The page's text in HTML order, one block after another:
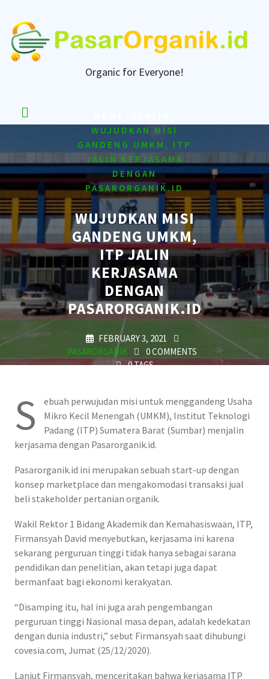
content
Organic for Everyone!
WUJUDKAN MISI
GANDENG UMKM, ITP
JALIN KERJASAMA
DENGAN
PASARORGANIK.ID
WUJUDKAN MISI
GANDENG UMKM,
ITP JALIN
KERJASAMA
DENGAN
PASARORGANIK.ID
FEBRUARY 3, 2021
PASARORGANIK
0 COMMENTS
0 TAGS
S
ebuah perwujudan misi untuk menggandeng Usaha
Mikro Kecil Menengah (UMKM), Institut Teknologi
Padang (ITP) Sumatera Barat (Sumbar) menjalin
kerjasama dengan Pasarorganik.id.
Pasarorganik.id ini merupakan sebuah start-up dengan
konsep marketplace dan mengakomodasi transaksi jual
beli stakeholder pertanian organik.
Wakil Rektor 1 Bidang Akademik dan Kemahasiswaan, ITP,
Firmansyah David menyebutkan, kerjasama ini karena
sekarang perguruan tinggi tidak hanya sebagai sarana
pendidikan dan penelitian, akan tetapi juga dapat
bermanfaat bagi ekonomi kerakyatan.
“Disamping itu, hal ini juga arah pengembangan
perguruan tinggi Nasional masa depan, adalah kedekatan
dengan dunia industri,” sebut Firmansyah saat dihubungi
covesia.com, Jumat (25/12/2020).
Lanjut Firmansyah, menceritakan bahwa kerjasama ITP